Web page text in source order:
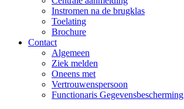
Instromen na de brugklas
Toelating
Brochure
Contact
Algemeen
Ziek melden
Oneens met
Vertrouwenspersoon
Functionaris Gegevensbescherming